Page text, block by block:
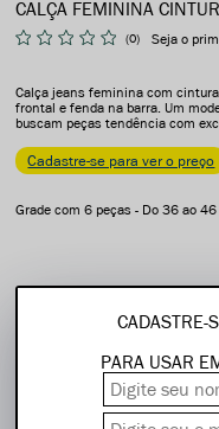
CALÇA FEMININA
(0) Seja o
Calça jeans feminina com
frontal e fenda na barra. Um
buscam peças tendência com
Cadastre-se para ver o preço
Grade com 6 peças - Do 36 ao 46
CADASTRE-
PARA USAR